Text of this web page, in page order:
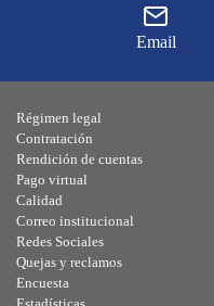
Email
Régimen legal
Contratación
Rendición de cuentas
Pago virtual
Calidad
Correo institucional
Redes Sociales
Quejas y reclamos
Encuesta